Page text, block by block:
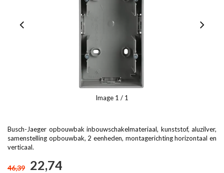
Image 1 / 1
Busch-Jaeger opbouwbak inbouwschakelmateriaal, kunststof, aluzilver,
samenstelling opbouwbak, 2 eenheden, montagerichting horizontaal en
verticaal.
46,39 22,74